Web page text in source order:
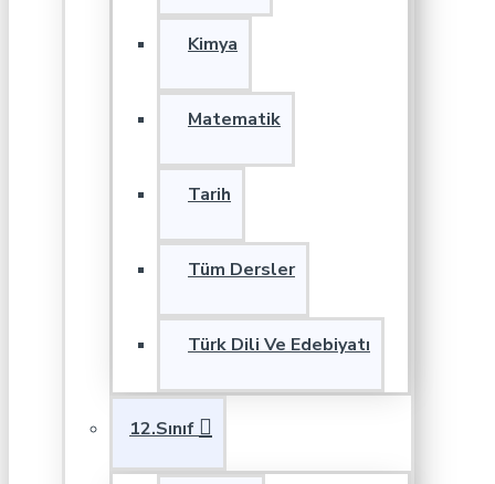
Kimya
Matematik
Tarih
Tüm Dersler
Türk Dili Ve Edebiyatı
12.Sınıf